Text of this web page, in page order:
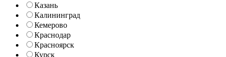
Казань
Калининград
Кемерово
Краснодар
Красноярск
Курск